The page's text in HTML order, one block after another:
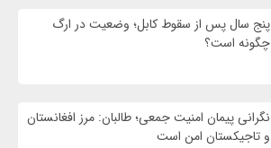
پنج سال پس از سقوط کابل؛ وضعیت در ارگ
چگونه است؟
نگرانی پیمان امنیت جمعی؛ طالبان: مرز افغانستان
و تاجیکستان امن است